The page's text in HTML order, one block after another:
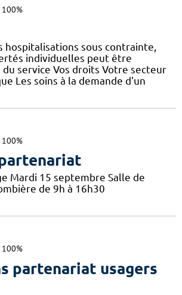
100%
hospitalisations sous contrainte,
individuelles peut être
service Vos droits Votre secteur
Les soins à la demande d'un
100%
Mardi 15 septembre Salle de
de 9h à 16h30
100%
partenariat usagers